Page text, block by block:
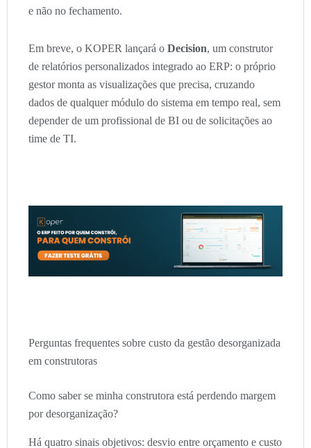
e não no fechamento.
Em breve, o KOPER lançará o Decision, um construtor
de relatórios personalizados integrado ao ERP: o próprio
gestor monta as visualizações que precisa, cruzando
dados de qualquer módulo do sistema em tempo real, sem
depender de um profissional de BI ou de solicitações ao
time de TI.
Perguntas frequentes sobre custo da gestão desorganizada
em construtoras
Como saber se minha construtora está perdendo margem
por desorganização?
Há quatro sinais objetivos: desvio entre orçamento e custo